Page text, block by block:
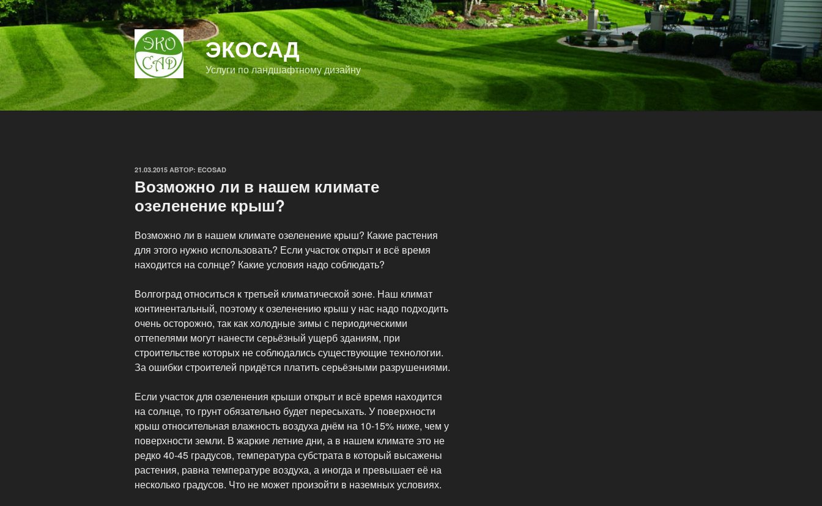
Перейти
к
содержимому
ЭКОСАД
Услуги по ландшафтному дизайну
ОПУБЛИКОВАНО
21.03.2015 АВТОР: ECOSAD
Возможно ли в нашем климате
озеленение крыш?
Возможно ли в нашем климате озеленение крыш? Какие растения
для этого нужно использовать? Если участок открыт и всё время
находится на солнце? Какие условия надо соблюдать?
Волгоград относиться к третьей климатической зоне. Наш климат
континентальный, поэтому к озеленению крыш у нас надо подходить
очень осторожно, так как холодные зимы с периодическими
оттепелями могут нанести серьёзный ущерб зданиям, при
строительстве которых не соблюдались существующие технологии.
За ошибки строителей придётся платить серьёзными разрушениями.
Если участок для озеленения крыши открыт и всё время находится
на солнце, то грунт обязательно будет пересыхать. У поверхности
крыш относительная влажность воздуха днём на 10-15% ниже, чем у
поверхности земли. В жаркие летние дни, а в нашем климате это не
редко 40-45 градусов, температура субстрата в который высажены
растения, равна температуре воздуха, а иногда и превышает её на
несколько градусов. Что не может произойти в наземных условиях.